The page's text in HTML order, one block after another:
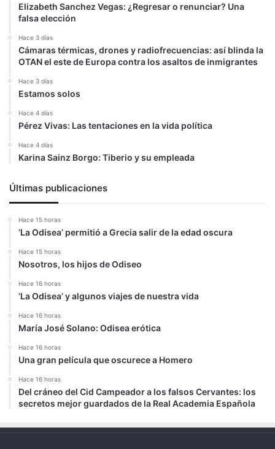
Elizabeth Sanchez Vegas: ¿Regresar o renunciar? Una
falsa elección
Hace 3 días
Cámaras térmicas, drones y radiofrecuencias: así blinda la
OTAN el este de Europa contra los asaltos de inmigrantes
Hace 3 días
Estamos solos
Hace 4 días
Pérez Vivas: Las tentaciones en la vida política
Hace 4 días
Karina Sainz Borgo: Tiberio y su empleada
Últimas publicaciones
Hace 15 horas
‘La Odisea’ permitió a Grecia salir de la edad oscura
Hace 15 horas
Nosotros, los hijos de Odiseo
Hace 16 horas
‘La Odisea’ y algunos viajes de nuestra vida
Hace 16 horas
María José Solano: Odisea erótica
Hace 16 horas
Una gran película que oscurece a Homero
Hace 16 horas
Del cráneo del Cid Campeador a los falsos Cervantes: los
secretos mejor guardados de la Real Academia Española